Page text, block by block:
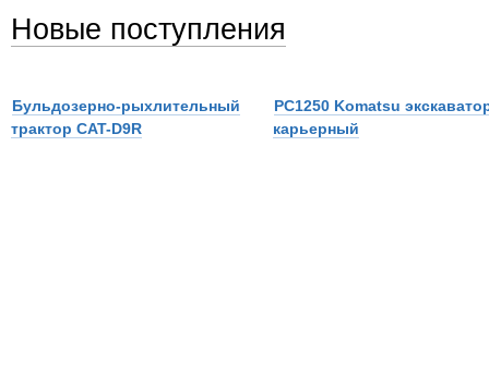
Новые поступления
Бульдозерно-рыхлительный
трактор CAT-D9R
PC1250 Komatsu
карьерный